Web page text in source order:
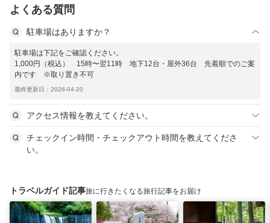
よくある質問
駐車場はありますか？
駐車場は下記をご確認ください。
1,000円（税込） 15時〜翌11時 地下12台・屋外36台 先着順でのご案
内です ※取り置き不可
最終更新日：2026-04-20
アクセス情報を教えてください。
チェックイン時間・チェックアウト時間を教えてくださ
い。
トラベルガイド記事旅に行きたくなる旅行記事をお届け